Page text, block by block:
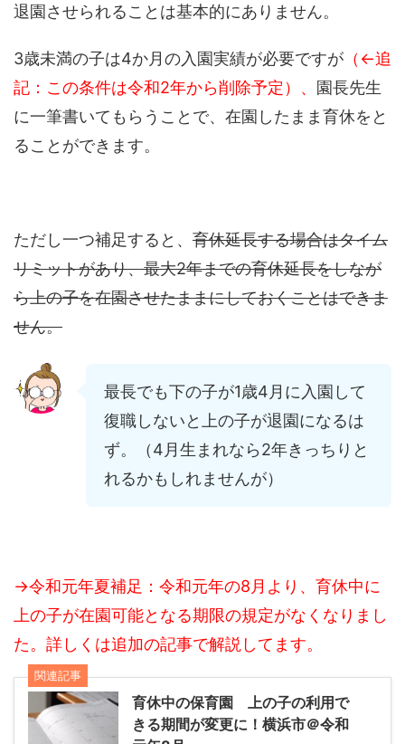
退園させられることは基本的にありません。
3歳未満の子は4か月の入園実績が必要ですが （←追
記：この条件は令和2年から削除予定）、 園長先生
に一筆書いてもらうことで、在園したまま育休をと
ることができます。
ただし一つ補足すると、 育休延長する場合はタイム
リミットがあり、最大2年までの育休延長をしなが
ら上の子を在園させたままにしておくことはできま
せん。
最長でも下の子が1歳4月に入園して
復職しないと上の子が退園になるは
ず。（4月生まれなら2年きっちりと
れるかもしれませんが）
→令和元年夏補足：令和元年の8月より、育休中に
上の子が在園可能となる期限の規定がなくなりまし
た。詳しくは追加の記事で解説してます。
関連記事
育休中の保育園 上の子の利用で
きる期間が変更に！横浜市＠令和